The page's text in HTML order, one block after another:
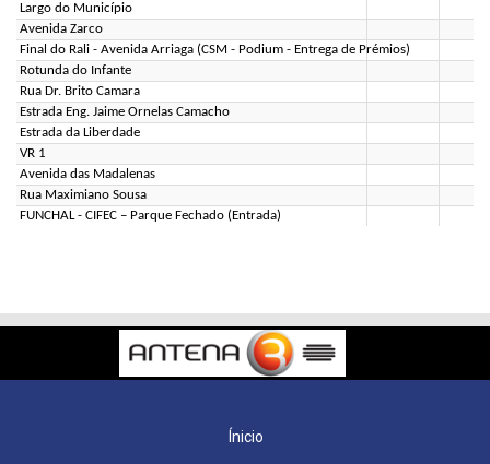
Largo do Município
Avenida Zarco
Final do Rali - Avenida Arriaga (CSM - Podium - Entrega de Prémios)
Rotunda do Infante
Rua Dr. Brito Camara
Estrada Eng. Jaime Ornelas Camacho
Estrada da Liberdade
VR 1
Avenida das Madalenas
Rua Maximiano Sousa
FUNCHAL - CIFEC – Parque Fechado (Entrada)
Ínicio